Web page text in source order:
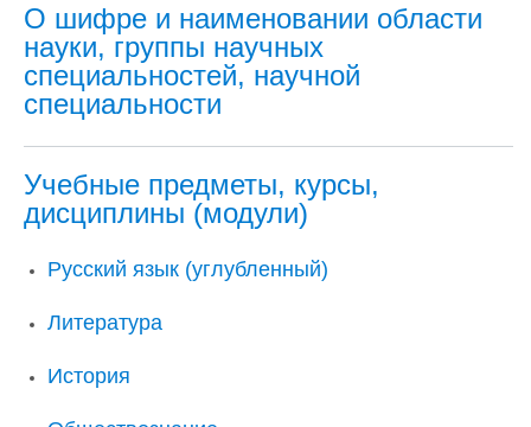
О шифре и наименовании области
науки, группы научных
специальностей, научной
специальности
Учебные предметы, курсы,
дисциплины (модули)
Русский язык (углубленный)
Литература
История